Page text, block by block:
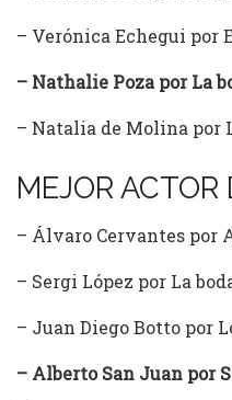
– Verónica Echegui por
– Nathalie Poza por La
– Natalia de Molina por
MEJOR ACTOR
– Álvaro Cervantes por
– Sergi López por La
– Juan Diego Botto por
– Alberto San Juan por